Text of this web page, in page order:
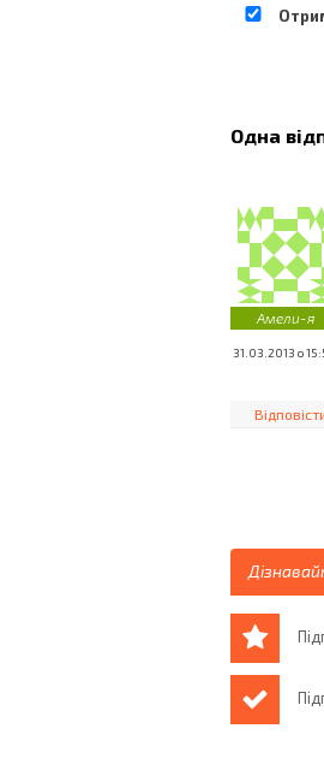
Одна
Амели-я
31.03.2013 о